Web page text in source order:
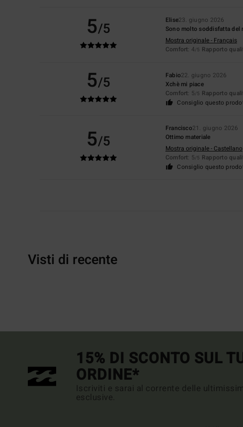
5/5 Elise23. giugno 2026
Sono molto soddisfatta del
Mostra originale - Français
Comfort: 4/5 Rapporto
5/5 Fabio22. giugno 2026
Xchè mi piace
Comfort: 5/5 Rapporto
Consiglio questo
5/5
Francisco21. giugno 2026
Ottimo materiale
Mostra originale - Castellano
Comfort: 5/5 Rapporto
Consiglio questo
Visti di recente
15% DI SCONTO SUL
ORDINE*
Iscriviti e sarai al corrente delle
esclusive.